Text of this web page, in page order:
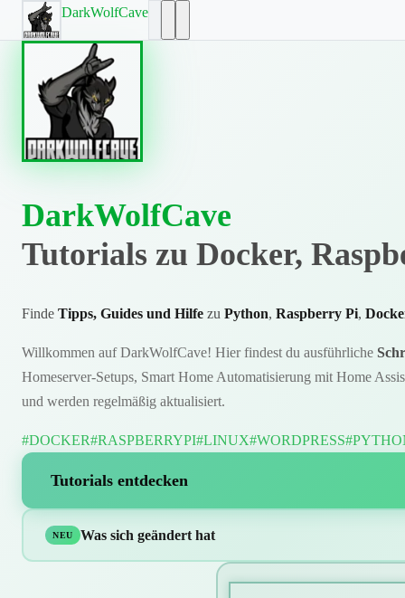
DarkWolfCave
DarkWolfCave
Tutorials zu Docker,
Finde Tipps, Guides und Hilfe zu Python, Raspberry Pi,
Willkommen auf DarkWolfCave! Hier findest du ausführliche
Homeserver-Setups, Smart Home Automatisierung mit Home
und werden regelmäßig aktualisiert.
#DOCKER#RASPBERRYPI#LINUX#WORDPRESS
Tutorials entdecken
NEU Was sich geändert hat